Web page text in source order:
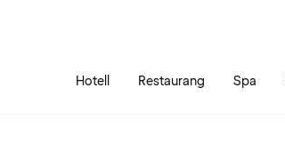
Hotell Restaurang Spa